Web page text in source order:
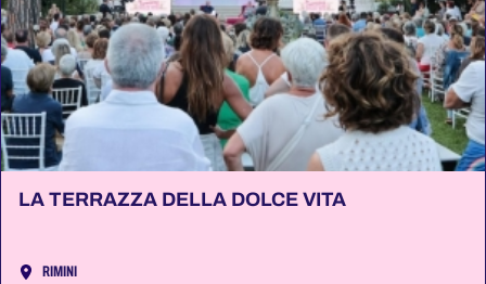
LA TERRAZZA DELLA DOLCE VITA
RIMINI